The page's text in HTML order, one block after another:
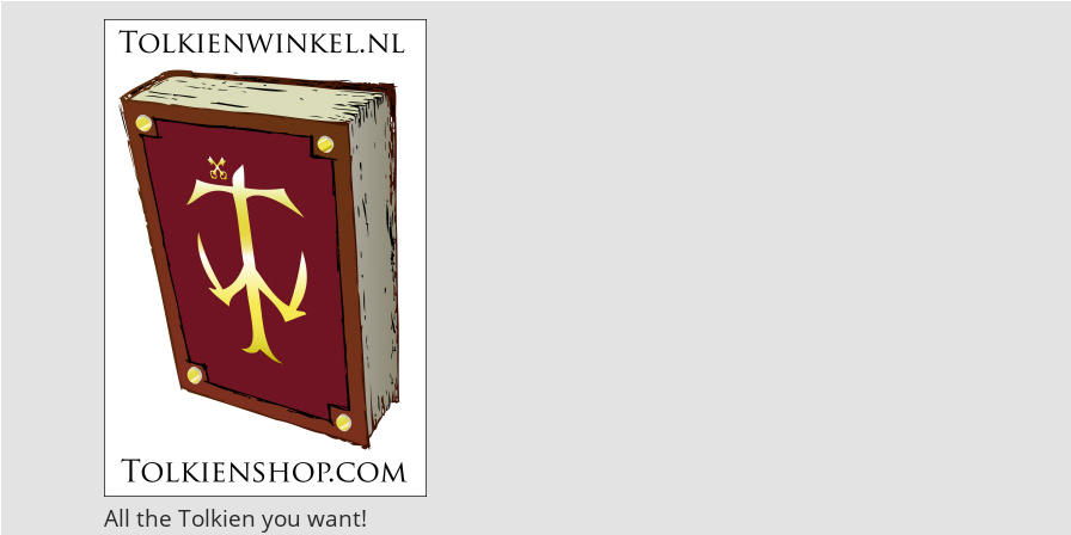
All the Tolkien you want!